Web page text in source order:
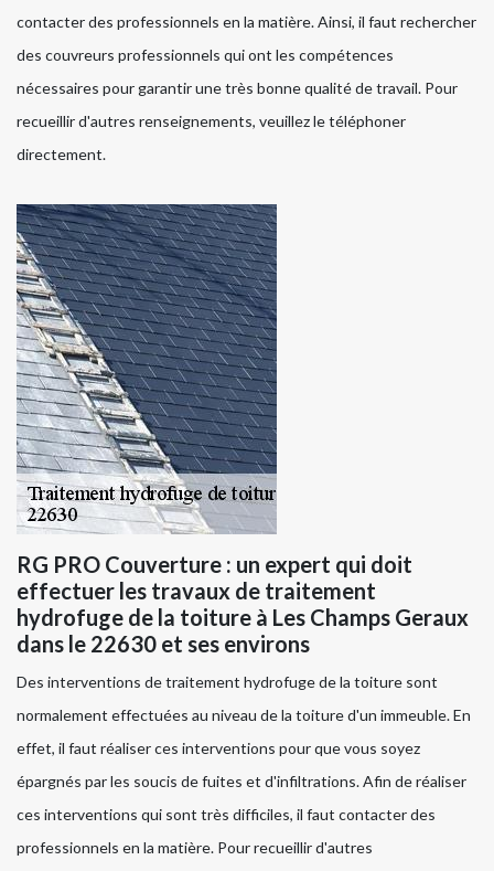
contacter des professionnels en la matière. Ainsi, il faut rechercher
des couvreurs professionnels qui ont les compétences
nécessaires pour garantir une très bonne qualité de travail. Pour
recueillir d'autres renseignements, veuillez le téléphoner
directement.
RG PRO Couverture : un expert qui doit
effectuer les travaux de traitement
hydrofuge de la toiture à Les Champs Geraux
dans le 22630 et ses environs
Des interventions de traitement hydrofuge de la toiture sont
normalement effectuées au niveau de la toiture d'un immeuble. En
effet, il faut réaliser ces interventions pour que vous soyez
épargnés par les soucis de fuites et d'infiltrations. Afin de réaliser
ces interventions qui sont très difficiles, il faut contacter des
professionnels en la matière. Pour recueillir d'autres